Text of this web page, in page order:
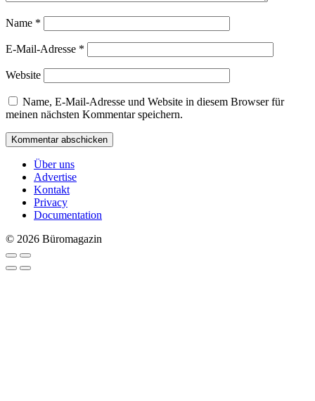
Name *
E-Mail-Adresse *
Website
Name, E-Mail-Adresse und Website in diesem Browser für
meinen nächsten Kommentar speichern.
Über uns
Advertise
Kontakt
Privacy
Documentation
© 2026 Büromagazin